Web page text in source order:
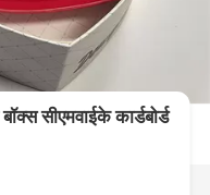
सीएमवाईके कार्डबोर्ड